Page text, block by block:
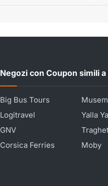
Negozi con Coupon simili
Big Bus Tours
Logitravel
Yalla
GNV
Corsica Ferries
Moby